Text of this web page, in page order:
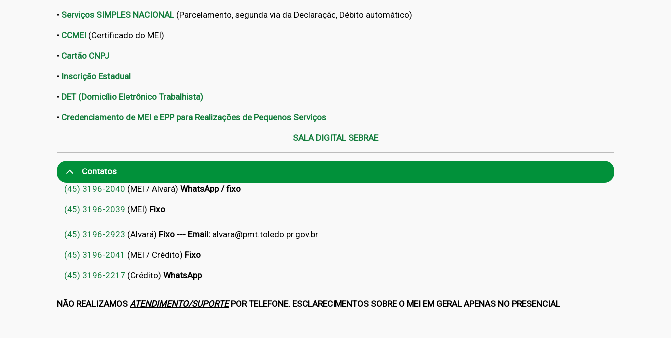
• Serviços SIMPLES NACIONAL (Parcelamento, segunda via da Declaração, Débito automático)
• CCMEI (Certificado do MEI)
• Cartão CNPJ
• Inscrição Estadual
• DET (Domicílio Eletrônico Trabalhista)
• Credenciamento de MEI e EPP para Realizações de Pequenos Serviços
SALA DIGITAL SEBRAE
Contatos
(45) 3196-2040 (MEI / Alvará) WhatsApp / fixo
(45) 3196-2039 (MEI) Fixo
(45) 3196-2923 (Alvará) Fixo --- Email: alvara@pmt.toledo.pr.gov.br
(45) 3196-2041 (MEI / Crédito) Fixo
(45) 3196-2217 (Crédito) WhatsApp
NÃO REALIZAMOS ATENDIMENTO/SUPORTEPOR TELEFONE. ESCLARECIMENTOS SOBRE O MEI EM GERAL APENAS NO PRESENCIAL